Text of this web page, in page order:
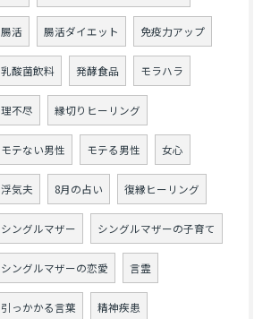
腸活 腸活ダイエット 免疫力アップ
乳酸菌飲料 発酵食品 モラハラ
理不尽 縁切りヒーリング
モテない男性 モテる男性 女心
浮気夫 8月の占い 復縁ヒーリング
シングルマザー シングルマザーの子育て
シングルマザーの恋愛 言霊
引っかかる言葉 精神疾患